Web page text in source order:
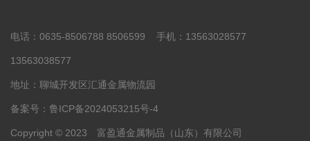
电话：0635-8506788 8506599 手机：13563028577
13563038577
地址：聊城开发区汇通金属物流园
备案号： 鲁ICP备2024053215号-4
Copyright © 2023 富盈通金属制品（山东）有限公司